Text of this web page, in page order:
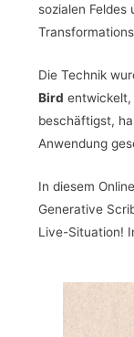
sozialen
Die Technik
Bird entwickelt,
beschäftigst,
Anwendung
In diesem
Generative
Live-Situation!